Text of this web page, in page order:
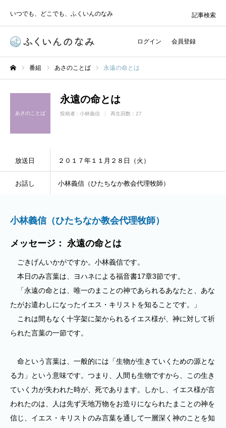
いつでも、どこでも、ふくいんのなみ
ログイン 会員登録
記事検索
番組 あさのことば 永遠の命とは
あさのことば
永遠の命とは
投稿者 : 小林義信 再生回数：27
放送日 ２０１７年１１月２８日（火）
お話し 小林義信（ひたちなか教会代理牧師）
小林義信（ひたちなか教会代理牧師）
メッセージ： 永遠の命とは
ごきげんいかがですか。小林義信です。
本日のみ言葉は、ヨハネによる福音書17章3節です。
「永遠の命とは、唯一のまことの神であられるあなたと、あな
たがお遣わしになったイエス・キリストを知ることです。」
これは間もなく十字架に架かられるイエス様が、神に対して祈
られた言葉の一節です。
命という言葉は、一般的には「生物が生きていくための源とな
る力」という意味です。つまり、人間も生物ですから、この生き
ていく力が失われた時が、死であります。しかし、イエス様が言
われたのは、人は先ず天地万物をお造りになられたまことの神を
信じ、イエス・キリストのみ言葉を通して一層深く神のことを知